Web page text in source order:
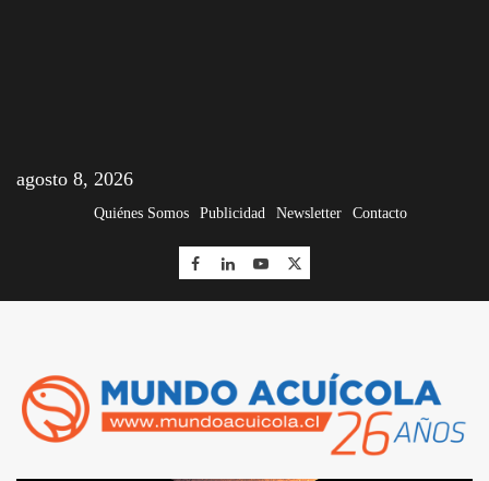
agosto 8, 2026
Quiénes Somos Publicidad Newsletter Contacto